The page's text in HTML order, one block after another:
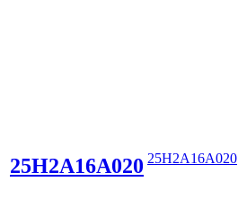
25H2A16A020 25H2A16A020